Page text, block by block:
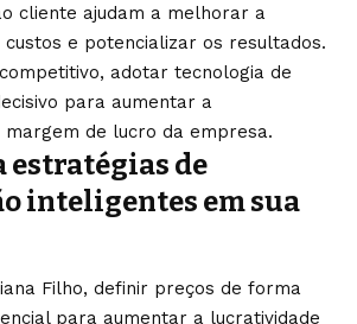
cliente ajudam a melhorar a
custos e potencializar os resultados.
adotar tecnologia de
para aumentar a
margem de lucro da empresa.
estratégias de
inteligentes em sua
Filho, definir preços de forma
para aumentar a lucratividade